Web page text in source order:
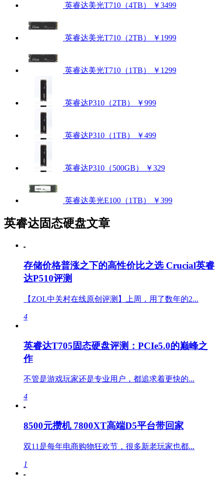
英睿达美光T710（4TB） ￥3499
英睿达美光T710（2TB） ￥1999
英睿达美光T710（1TB） ￥1299
英睿达P310（2TB） ￥999
英睿达P310（1TB） ￥499
英睿达P310（500GB） ￥329
英睿达美光E100（1TB） ￥399
英睿达固态硬盘文章
存储价格普涨之下的高性价比之选 Crucial英睿
达P510评测
【ZOL中关村在线原创评测】上周，用了数年的2...
4
英睿达T705固态硬盘评测：PCIe5.0的巅峰之
作
不管是游戏玩家还是专业用户，都追求着更快的...
4
8500元攒机 7800XT高端D5平台带回家
双11是每年电商购物狂欢节，很多新老玩家也都...
1